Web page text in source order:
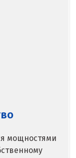
мощностями